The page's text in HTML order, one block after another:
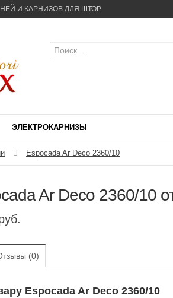
И КАРНИЗОВ ДЛЯ ШТОР
ЭЛЕКТРОКАРНИЗЫ
Espocada Ar Deco 2360/10
Ar Deco 2360/10
(0)
Espocada Ar Deco 2360/10